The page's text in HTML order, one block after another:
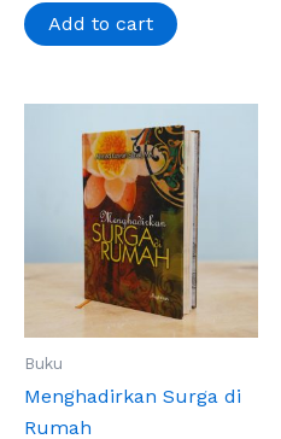
Add to cart
Buku
Menghadirkan Surga di
Rumah